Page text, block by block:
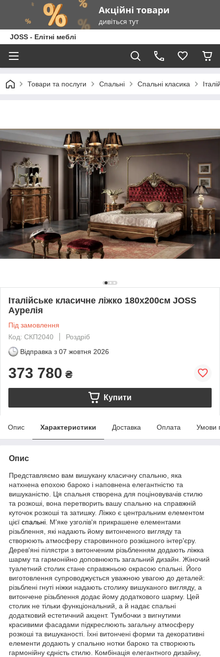
JOSS - Елітні меблі
Товари та послуги Спальні Спальні класика
Італійське класичне ліжко 180х200см JOSS
Аурелія
Під замовлення
Код: СКП2040
Роздріб
Відправка з 07 жовтня 2026
373 780 ₴
Купити
Опис Характеристики Доставка Оплата Умови
Опис
Представляємо вам вишукану класичну спальню, яка
натхнена епохою бароко і наповнена елегантністю та
вишуканістю. Ця спальня створена для поціновувачів стилю
та розкоші, вона перетворить вашу спальню на справжній
куточок розкоші та затишку. Ліжко є центральним елементом
цієї спальні . М'яке узголів'я прикрашене елементами
різьблення, які надають йому витонченого вигляду та
створюють атмосферу старовинного розкішного інтер'єру.
Дерев'яні пілястри з витонченим різьбленням додають ліжка
шарму та гармонійно доповнюють загальний дизайн. Жіночий
туалетний столик стане справжньою окрасою спальні. Його
виготовлення супроводжується уважною увагою до деталей:
різьблені гнуті ніжки надають столику вишуканого вигляду, а
витончене різьблення додає йому додаткового шарму. Цей
столик не тільки функціональний, а й надає спальні
додатковий естетичний акцент. Тумбочки з вигнутими
красивими фасадами підкреслюють загальну атмосферу
розкоші та вишуканості. Їхні витончені форми та декоративні
елементи додають у спальню нотки бароко та створюють
гармонійну єдність стилю. Комбінація елегантного дизайну,